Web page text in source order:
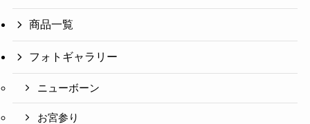
商品一覧
フォトギャラリー
ニューボーン
お宮参り